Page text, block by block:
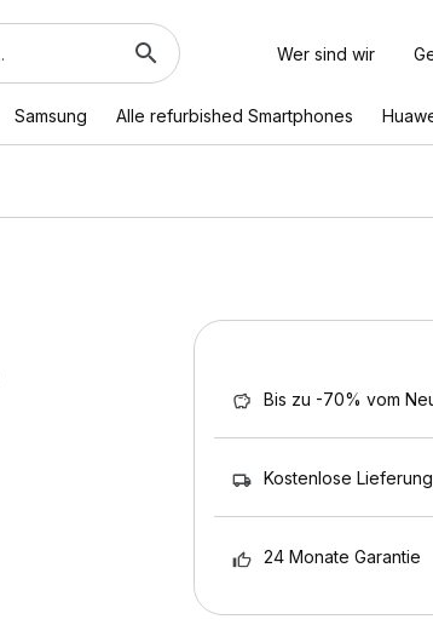
Wer sind wir
Samsung Alle refurbished Smartphones
Bis zu -70% vom
Kostenlose Lieferung
24 Monate Garantie